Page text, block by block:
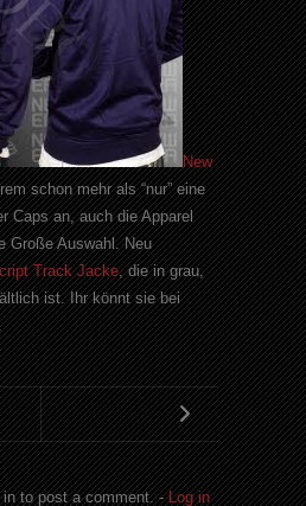
New
schon mehr als “nur” eine
Caps an, auch die Apparel
Große Auswahl. Neu
Track Jacke, die in grau,
ist. Ihr könnt sie bei
in to post a comment. -Log in